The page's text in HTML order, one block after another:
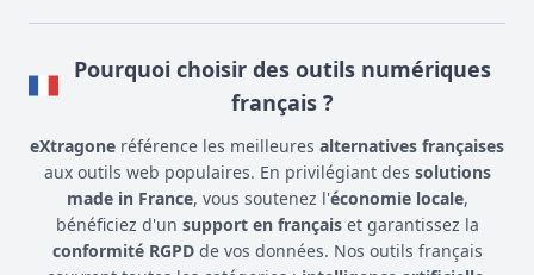
Pourquoi choisir des outils numériques
français ?
eXtragone référence les meilleures alternatives françaises
aux outils web populaires. En privilégiant des solutions
made in France, vous soutenez l'économie locale,
bénéficiez d'un support en françaiset garantissez la
conformité RGPDde vos données. Nos outils français